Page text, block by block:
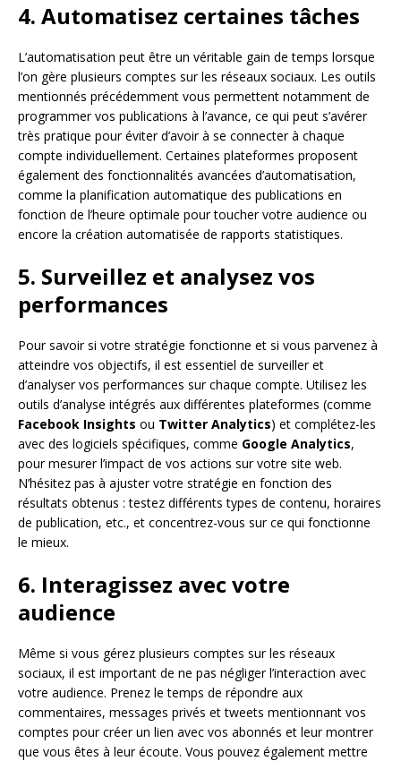
4. Automatisez certaines tâches
L’automatisation peut être un véritable gain de temps lorsque
l’on gère plusieurs comptes sur les réseaux sociaux. Les outils
mentionnés précédemment vous permettent notamment de
programmer vos publications à l’avance, ce qui peut s’avérer
très pratique pour éviter d’avoir à se connecter à chaque
compte individuellement. Certaines plateformes proposent
également des fonctionnalités avancées d’automatisation,
comme la planification automatique des publications en
fonction de l’heure optimale pour toucher votre audience ou
encore la création automatisée de rapports statistiques.
5. Surveillez et analysez vos
performances
Pour savoir si votre stratégie fonctionne et si vous parvenez à
atteindre vos objectifs, il est essentiel de surveiller et
d’analyser vos performances sur chaque compte. Utilisez les
outils d’analyse intégrés aux différentes plateformes (comme
Facebook Insights ou Twitter Analytics) et complétez-les
avec des logiciels spécifiques, comme Google Analytics,
pour mesurer l’impact de vos actions sur votre site web.
N’hésitez pas à ajuster votre stratégie en fonction des
résultats obtenus : testez différents types de contenu, horaires
de publication, etc., et concentrez-vous sur ce qui fonctionne
le mieux.
6. Interagissez avec votre
audience
Même si vous gérez plusieurs comptes sur les réseaux
sociaux, il est important de ne pas négliger l’interaction avec
votre audience. Prenez le temps de répondre aux
commentaires, messages privés et tweets mentionnant vos
comptes pour créer un lien avec vos abonnés et leur montrer
que vous êtes à leur écoute. Vous pouvez également mettre